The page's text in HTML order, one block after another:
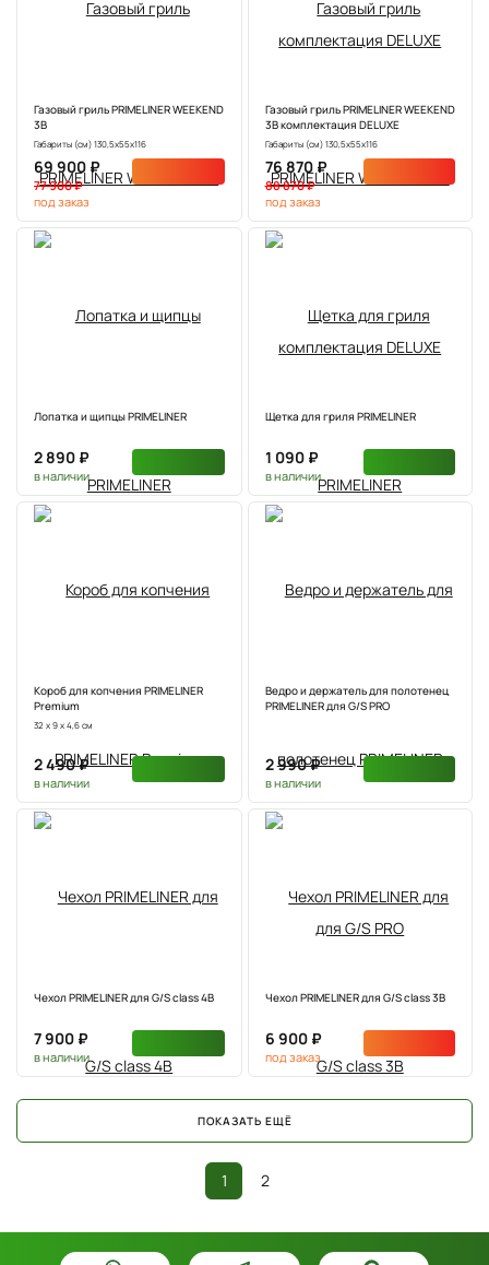
Газовый гриль PRIMELINER WEEKEND
3B
Габариты (см) 130,5х55х116
69 900 ₽
77 900 ₽
под заказ
Газовый гриль PRIMELINER WEEKEND
3B комплектация DELUXЕ
Габариты (см) 130,5х55х116
76 870 ₽
88 870 ₽
под заказ
Лопатка и щипцы PRIMELINER
2 890 ₽
в наличии
Щетка для гриля PRIMELINER
1 090 ₽
в наличии
Короб для копчения PRIMELINER
Premium
32 х 9 х 4,6 см
2 490 ₽
в наличии
Ведро и держатель для полотенец
PRIMELINER для G/S PRO
2 990 ₽
в наличии
Чехол PRIMELINER для G/S class 4B
7 900 ₽
в наличии
Чехол PRIMELINER для G/S class 3B
6 900 ₽
под заказ
ПОКАЗАТЬ ЕЩЁ
1 2